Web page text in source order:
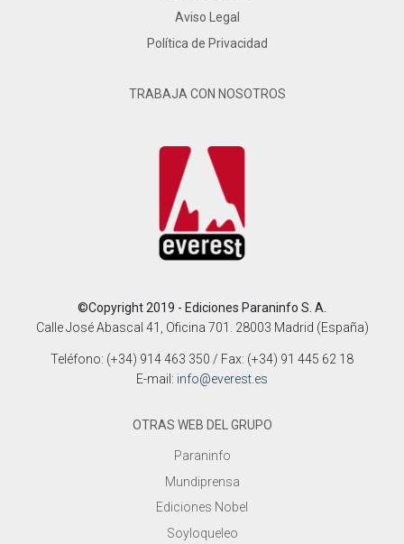
Aviso Legal
Política de Privacidad
TRABAJA CON NOSOTROS
©Copyright 2019 - Ediciones Paraninfo S. A.
Calle José Abascal 41, Oficina 701. 28003 Madrid (España)
Teléfono: (+34) 914 463 350 / Fax: (+34) 91 445 62 18
E-mail: info@everest.es
OTRAS WEB DEL GRUPO
Paraninfo
Mundiprensa
Ediciones Nobel
Soyloqueleo